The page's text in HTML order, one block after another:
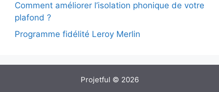
Comment améliorer l’isolation phonique de votre
plafond ?
Programme fidélité Leroy Merlin
Projetful © 2026